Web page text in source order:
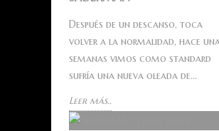
Después de un descanso, toca
volver a la normalidad, hace
semanas vimos como standard
sufría una nueva oleada de...
Leer más..